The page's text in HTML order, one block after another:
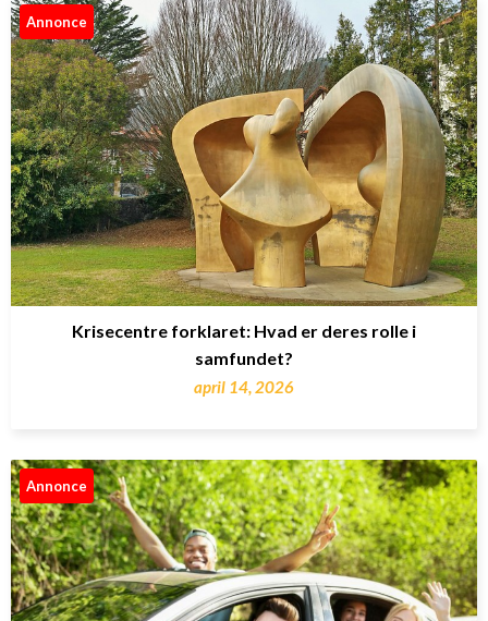
Annonce
Krisecentre forklaret: Hvad er deres rolle i
samfundet?
april 14, 2026
Annonce